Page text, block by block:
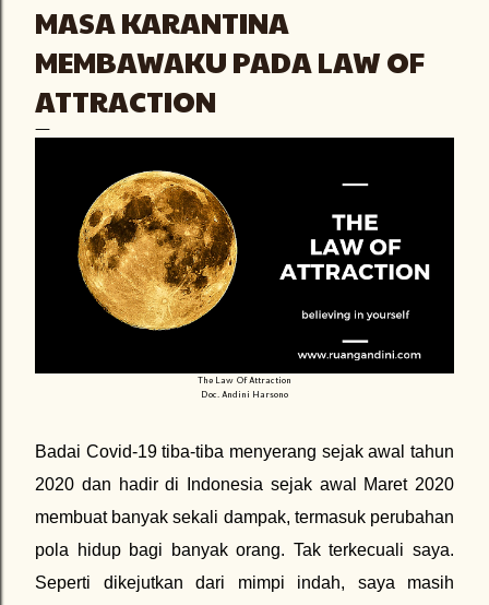
MASA KARANTINA
MEMBAWAKU PADA LAW OF
ATTRACTION
The Law Of Attraction
Doc. Andini Harsono
Badai Covid-19 tiba-tiba menyerang sejak awal tahun
2020 dan hadir di Indonesia sejak awal Maret 2020
membuat banyak sekali dampak, termasuk perubahan
pola hidup bagi banyak orang. Tak terkecuali saya.
Seperti dikejutkan dari mimpi indah, saya masih